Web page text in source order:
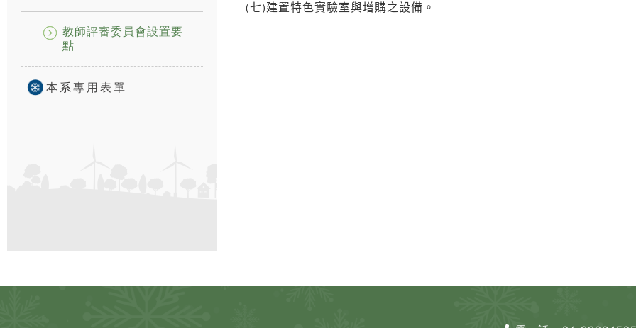
教師評審委員會設置要
點
本系專用表單
(七)建置特色實驗室與增購之設備。